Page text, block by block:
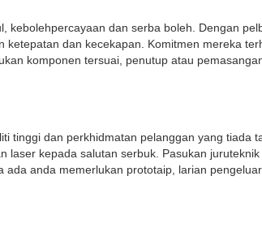
dan serba boleh. Dengan
dan kecekapan. Komitmen mereka
komponen tersuai, penutup atau
tinggi dan perkhidmatan pelanggan yang tiada
laser kepada salutan serbuk. Pasukan
anda memerlukan prototaip, larian